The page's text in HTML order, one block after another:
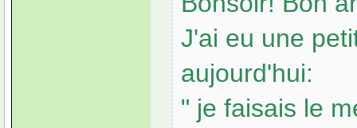
J'ai eu une
aujourd'hui:
" je faisais le